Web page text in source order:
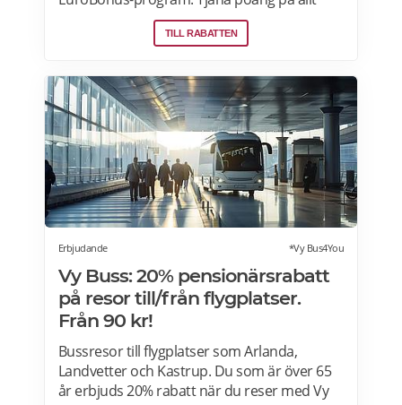
från flygningar till snabbmat och spendera
dem på nästa resa, uppgraderingar och
ett fast poängpris som du kan betala för
med EuroBonus-poäng.Läs mer om
pensionärsrabatter och EuroBonus på SAS
här.
TILL RABATTEN
Erbjudande *Vy Bus4You
Vy Buss: 20% pensionärsrabatt
på resor till/från flygplatser.
Från 90 kr!
Bussresor till flygplatser som Arlanda,
Landvetter och Kastrup. Du som är över 65
år erbjuds 20% rabatt när du reser med Vy